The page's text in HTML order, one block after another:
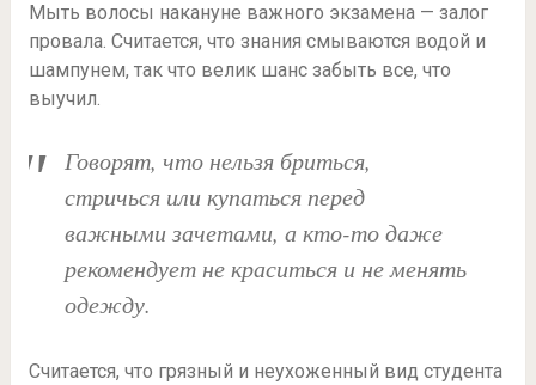
Мыть волосы накануне важного экзамена — залог
провала. Считается, что знания смываются водой и
шампунем, так что велик шанс забыть все, что
выучил.
Говорят, что нельзя бриться,
стричься или купаться перед
важными зачетами, а кто-то даже
рекомендует не краситься и не менять
одежду.
Считается, что грязный и неухоженный вид студента